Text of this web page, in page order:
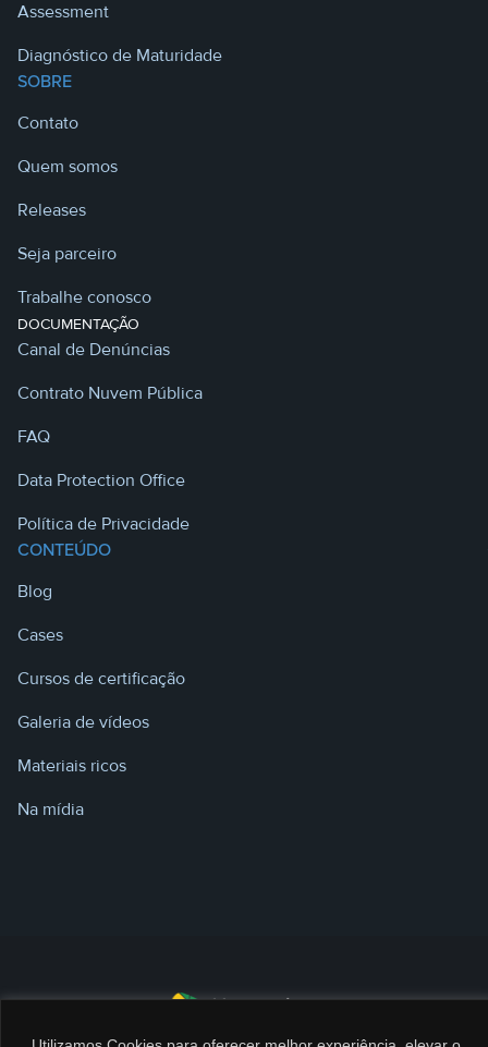
Assessment
Diagnóstico de Maturidade
SOBRE
Contato
Quem somos
Releases
Seja parceiro
Trabalhe conosco
DOCUMENTAÇÃO
Canal de Denúncias
Contrato Nuvem Pública
FAQ
Data Protection Office
Política de Privacidade
CONTEÚDO
Blog
Cases
Cursos de certificação
Galeria de vídeos
Materiais ricos
Na mídia